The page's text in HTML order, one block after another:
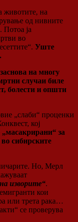
животите, на
од нивните
Потоа ја
во
Уште
на многу
случаи биле
болести и општи
„слаби“ проценки
кој
за
сибирските
Но, Мерл
изворите“.
кои
или трета рака…
се проверува